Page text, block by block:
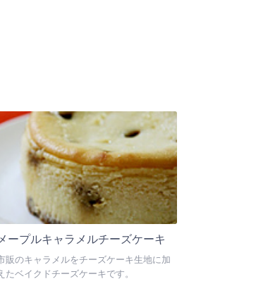
メープルキャラメルチーズケーキ
販のキャラメルをチーズケーキ生地に加
たベイクドチーズケーキです。